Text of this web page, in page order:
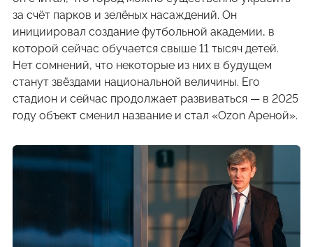
за счёт парков и зелёных насаждений. Он
инициировал создание футбольной академии, в
которой сейчас обучается свыше 11 тысяч детей.
Нет сомнений, что некоторые из них в будущем
станут звёздами национальной величины. Его
стадион и сейчас продолжает развиваться — в 2025
году объект сменил название и стал «Ozon Ареной».